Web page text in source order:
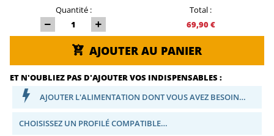
Quantité :
Total :
69,90 €
AJOUTER AU PANIER
ET N'OUBLIEZ PAS D'AJOUTER VOS INDISPENSABLES :
AJOUTER L'ALIMENTATION DONT VOUS AVEZ BESOIN…
CHOISISSEZ UN PROFILÉ COMPATIBLE…